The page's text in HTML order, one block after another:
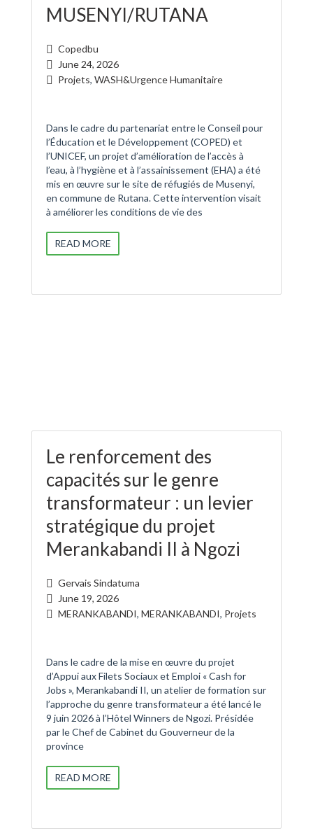
MUSENYI/RUTANA
Copedbu
June 24, 2026
Projets, WASH&Urgence Humanitaire
Dans le cadre du partenariat entre le Conseil pour
l’Éducation et le Développement (COPED) et
l’UNICEF, un projet d’amélioration de l’accès à
l’eau, à l’hygiène et à l’assainissement (EHA) a été
mis en œuvre sur le site de réfugiés de Musenyi,
en commune de Rutana. Cette intervention visait
à améliorer les conditions de vie des
READ MORE
Le renforcement des
capacités sur le genre
transformateur : un levier
stratégique du projet
Merankabandi II à Ngozi
Gervais Sindatuma
June 19, 2026
MERANKABANDI, MERANKABANDI, Projets
Dans le cadre de la mise en œuvre du projet
d’Appui aux Filets Sociaux et Emploi « Cash for
Jobs », Merankabandi II, un atelier de formation sur
l’approche du genre transformateur a été lancé le
9 juin 2026 à l’Hôtel Winners de Ngozi. Présidée
par le Chef de Cabinet du Gouverneur de la
province
READ MORE